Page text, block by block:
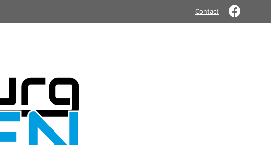
Contact